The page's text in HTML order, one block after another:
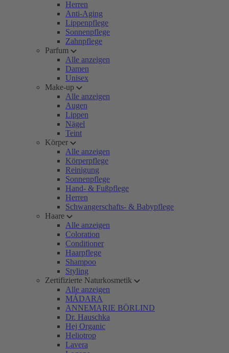
Herren
Anti-Aging
Lippenpflege
Sonnenpflege
Zahnpflege
Parfum
Alle anzeigen
Damen
Unisex
Make-up
Alle anzeigen
Augen
Lippen
Nägel
Teint
Körper
Alle anzeigen
Körperpflege
Reinigung
Sonnenpflege
Hand- & Fußpflege
Herren
Schwangerschafts- & Babypflege
Haare
Alle anzeigen
Coloration
Conditioner
Haarpflege
Shampoo
Styling
Zertifizierte Naturkosmetik
Alle anzeigen
MÁDARA
ANNEMARIE BÖRLIND
Dr. Hauschka
Hej Organic
Heliotrop
Lavera